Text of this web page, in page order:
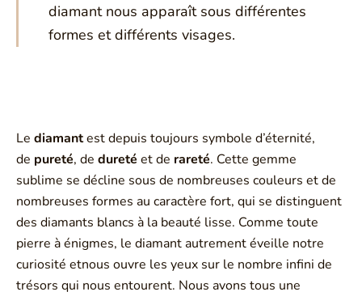
diamant nous apparaît sous différentes
formes et différents visages.
Le diamantest depuis toujours symbole d’éternité,
de pureté, de dureté et de rareté. Cette gemme
sublime se décline sous de nombreuses couleurs et de
nombreuses formes au caractère fort, qui se distinguent
des diamants blancs à la beauté lisse. Comme toute
pierre à énigmes, le diamant autrement éveille notre
curiosité etnous ouvre les yeux sur le nombre infini de
trésors qui nous entourent. Nous avons tous une